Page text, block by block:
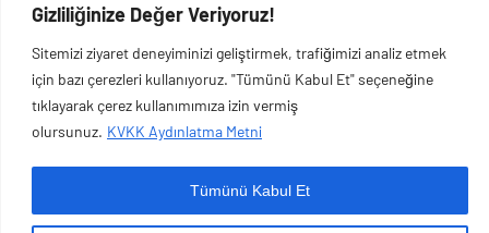
Gizliliğinize Değer Veriyoruz!
Sitemizi ziyaret deneyiminizi geliştirmek, trafiğimizi analiz etmek
için bazı çerezleri kullanıyoruz. "Tümünü Kabul Et" seçeneğine
tıklayarak çerez kullanımımıza izin vermiş
olursunuz. KVKK Aydınlatma Metni
Tümünü Kabul Et
Ürün Kodu: 73.165.008
Copyright © 2026 Esen Isıtma Soğutma İnşaat Ltd Şti | Tüm Hakları Saklıdır.